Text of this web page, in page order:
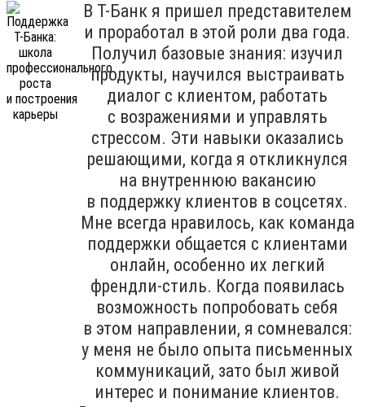
В Т-Банк я пришел представителем
и проработал в этой роли два года.
Получил базовые знания: изучил
продукты, научился выстраивать
диалог с клиентом, работать
с возражениями и управлять
стрессом. Эти навыки оказались
решающими, когда я откликнулся
на внутреннюю вакансию
в поддержку клиентов в соцсетях.
Мне всегда нравилось, как команда
поддержки общается с клиентами
онлайн, особенно их легкий
френдли-стиль. Когда появилась
возможность попробовать себя
в этом направлении, я сомневался:
у меня не было опыта письменных
коммуникаций, зато был живой
интерес и понимание клиентов.